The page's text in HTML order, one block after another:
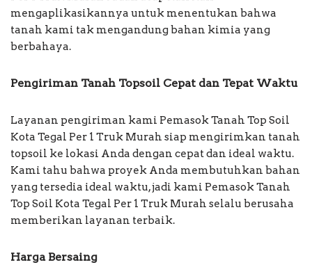
mengaplikasikannya untuk menentukan bahwa
tanah kami tak mengandung bahan kimia yang
berbahaya.
Pengiriman Tanah Topsoil Cepat dan Tepat Waktu
Layanan pengiriman kami Pemasok Tanah Top Soil
Kota Tegal Per 1 Truk Murah siap mengirimkan tanah
topsoil ke lokasi Anda dengan cepat dan ideal waktu.
Kami tahu bahwa proyek Anda membutuhkan bahan
yang tersedia ideal waktu, jadi kami Pemasok Tanah
Top Soil Kota Tegal Per 1 Truk Murah selalu berusaha
memberikan layanan terbaik.
Harga Bersaing